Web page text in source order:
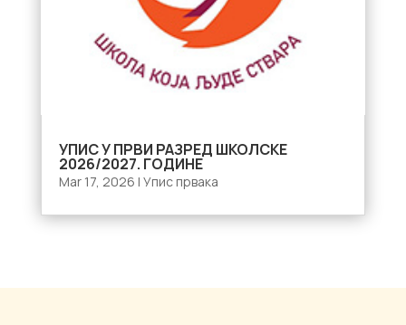
УПИС У ПРВИ РАЗРЕД ШКОЛСКЕ
2026/2027. ГОДИНЕ
Mar 17, 2026 | Упис првака